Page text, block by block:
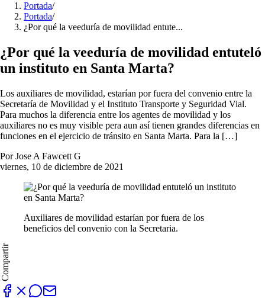
Portada/
Portada/
¿Por qué la veeduría de movilidad entute...
¿Por qué la veeduría de movilidad entuteló
un instituto en Santa Marta?
Los auxiliares de movilidad, estarían por fuera del convenio entre la
Secretaría de Movilidad y el Instituto Transporte y Seguridad Vial.
Para muchos la diferencia entre los agentes de movilidad y los
auxiliares no es muy visible pera aun así tienen grandes diferencias en
funciones en el ejercicio de tránsito en Santa Marta. Para la […]
Por Jose A Fawcett G
viernes, 10 de diciembre de 2021
Auxiliares de movilidad estarían por fuera de los
beneficios del convenio con la Secretaria.
Compartir